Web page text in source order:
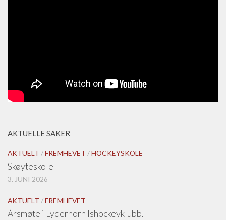
AKTUELLE SAKER
AKTUELT /FREMHEVET /HOCKEYSKOLE
Skøyteskole
3. JUNI 2026
AKTUELT /FREMHEVET
Årsmøte i Lyderhorn Ishockeyklubb.